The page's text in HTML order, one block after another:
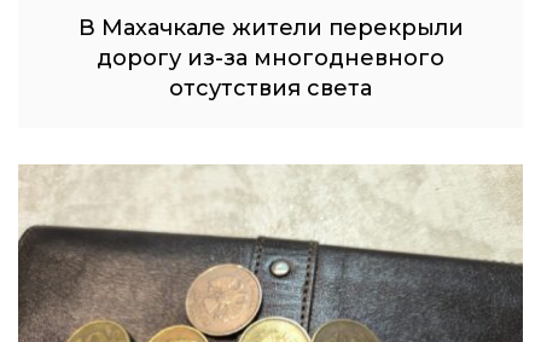
В Махачкале жители перекрыли
дорогу из-за многодневного
отсутствия света